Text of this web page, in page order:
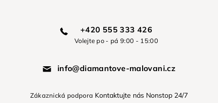
+420 555 333 426
Volejte po - pá 9:00 - 15:00
info@diamantove-malovani.cz
Zákaznická podpora Kontaktujte nás Nonstop 24/7